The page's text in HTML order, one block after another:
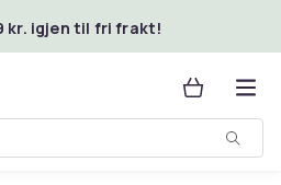
kr. igjen til fri frakt!